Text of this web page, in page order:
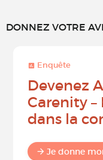
DONNEZ VOTRE
Enquête
Devenez
Carenity –
dans la
Je donne